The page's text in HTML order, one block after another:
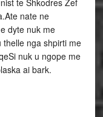
te Shkodres Zef
nate ne
dyte nuk me
thelle nga shpirti me
nuk u ngope me
ai bark.